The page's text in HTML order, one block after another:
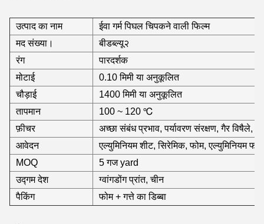
उत्पाद का नाम
ईवा गर्म पिघल चिपकने वाली फिल्म
मद संख्या।
बीडब्ल्यू२
रंग
पारदर्शक
मोटाई
0.10 मिमी या अनुकूलित
चौड़ाई
1400 मिमी या अनुकूलित
तापमान
100 ~ 120 ℃
फ़ीचर
अच्छा संबंध प्रभाव, पर्यावरण संरक्षण, गैर विषैले,
आवेदन
एल्युमिनियम शीट, सिरेमिक, फोम, एल्युमिनियम
MOQ
5 गज yard
उद्गम देश
ग्वांगडोंग प्रांत, चीन
पैकिंग
फोम + गत्ते का डिब्बा